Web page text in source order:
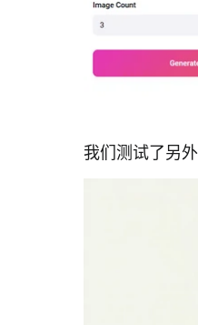
我们测试了另